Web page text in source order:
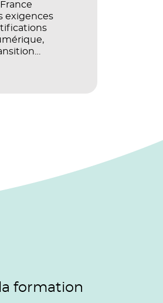
exigences
concrets pour
formation